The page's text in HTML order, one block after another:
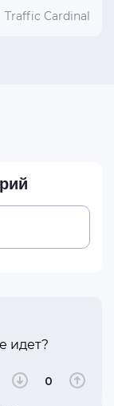
Traffic Cardinal
идет?
0